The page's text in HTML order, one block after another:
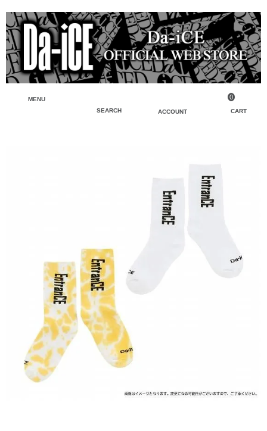
MENU
SEARCH
ACCOUNT CART
0
パーカー・スウェット・ブルゾン
キーホルダー・チャーム
アクリルスタンド・アクセサリー・帽子
缶バッジ・ステッカー
生活雑貨・菓子・ゲーム
工藤大輝グッズ
岩岡徹グッズ